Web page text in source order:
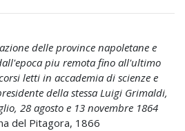
delle province napoletane e
piu remota fino all'ultimo
letti in accademia di scienze e
della stessa Luigi Grimaldi,
28 agosto e 13 novembre 1864
del Pitagora, 1866